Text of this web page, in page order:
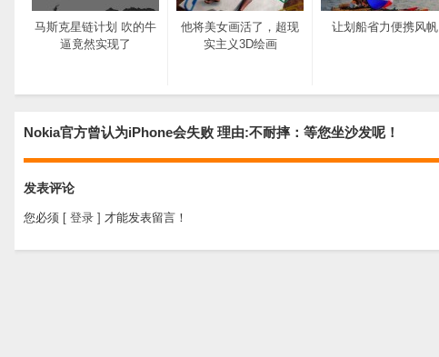
马斯克星链计划 吹的牛
逼竟然实现了
他将美女画活了，超现
实主义3D绘画
让划船省力便携风帆
Nokia官方曾认为iPhone会失败 理由:不耐摔：等您坐沙发呢！
发表评论
您必须 [ 登录 ] 才能发表留言！